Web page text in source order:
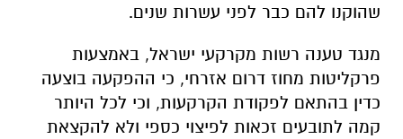
שהוקנו להם כבר לפני עשרות שנים.
מנגד טענה רשות מקרקעי ישראל, באמצעות
פרקליטות מחוז דרום אזרחי, כי ההפקעה בוצעה
כדין בהתאם לפקודת הקרקעות, וכי לכל היותר
קמה לתובעים זכאות לפיצוי כספי ולא להקצאת